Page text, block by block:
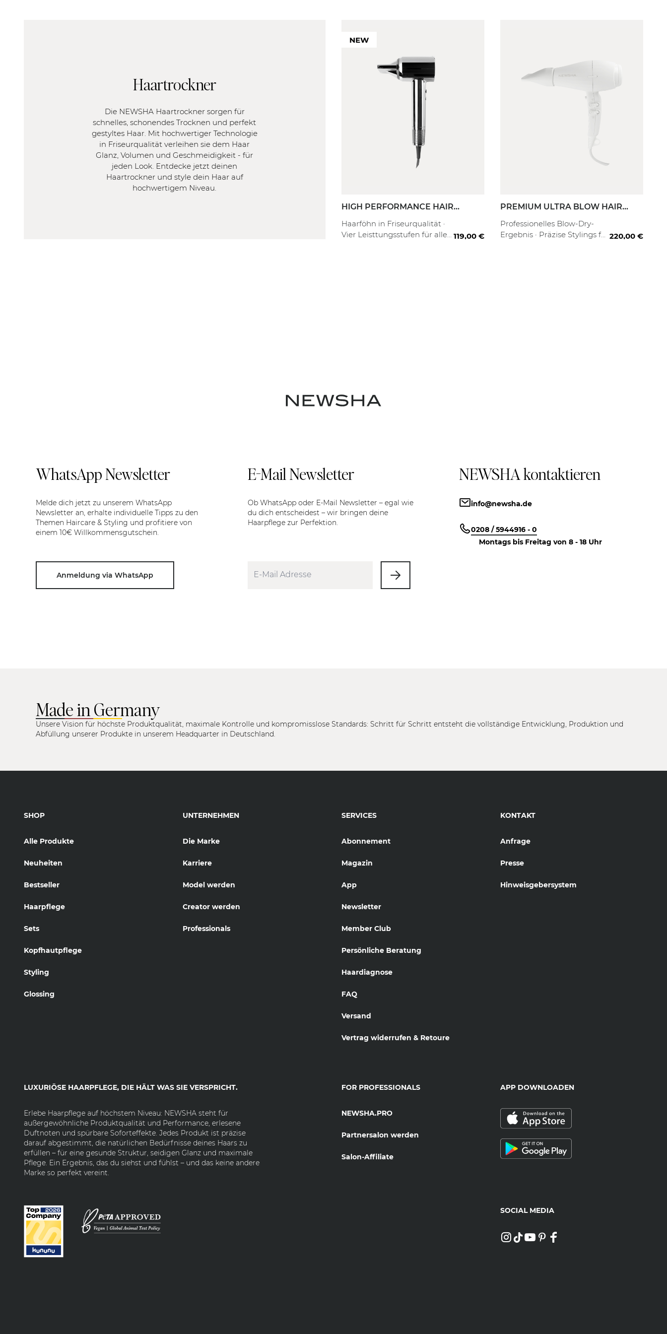
Haartrockner
Die NEWSHA Haartrockner sorgen für
schnelles, schonendes Trocknen und perfekt
gestyltes Haar. Mit hochwertiger Technologie
in Friseurqualität verleihen sie dem Haar
Glanz, Volumen und Geschmeidigkeit - für
jeden Look. Entdecke jetzt deinen
Haartrockner und style dein Haar auf
hochwertigem Niveau.
NEW
HIGH PERFORMANCE HAIR
Haarföhn in Friseurqualität ·
Vier Leisttungsstufen für alle
119,00 €
PREMIUM ULTRA BLOW HAIR
Professionelles Blow-Dry-
Ergebnis · Präzise Stylings für 220,00 €
WhatsApp Newsletter
Melde dich jetzt zu unserem WhatsApp
Newsletter an, erhalte individuelle Tipps zu den
Themen Haircare & Styling und profitiere von
einem 10€ Willkommensgutschein.
Anmeldung via WhatsApp
E-Mail Newsletter
Ob WhatsApp oder E-Mail Newsletter – egal wie
du dich entscheidest – wir bringen deine
Haarpflege zur Perfektion.
NEWSHA kontaktieren
info@newsha.de
0208 / 5944916 - 0
Montags bis Freitag von 8 - 18 Uhr
Made in Germany
Unsere Vision für höchste Produktqualität, maximale Kontrolle und kompromisslose Standards: Schritt für Schritt entsteht die vollständige Entwicklung, Produktion und
Abfüllung unserer Produkte in unserem Headquarter in Deutschland.
SHOP
Alle Produkte
Neuheiten
Bestseller
Haarpflege
Sets
Kopfhautpflege
Styling
Glossing
UNTERNEHMEN
Die Marke
Karriere
Model werden
Creator werden
Professionals
SERVICES
Abonnement
Magazin
App
Newsletter
Member Club
Persönliche Beratung
Haardiagnose
FAQ
Versand
Vertrag widerrufen & Retoure
KONTAKT
Anfrage
Presse
Hinweisgebersystem
LUXURIÖSE HAARPFLEGE, DIE HÄLT WAS SIE VERSPRICHT.
Erlebe Haarpflege auf höchstem Niveau: NEWSHA steht für
außergewöhnliche Produktqualität und Performance, erlesene
Duftnoten und spürbare Soforteffekte. Jedes Produkt ist präzise
darauf abgestimmt, die natürlichen Bedürfnisse deines Haars zu
erfüllen – für eine gesunde Struktur, seidigen Glanz und maximale
Pflege. Ein Ergebnis, das du siehst und fühlst – und das keine andere
Marke so perfekt vereint.
FOR PROFESSIONALS
NEWSHA.PRO
Partnersalon werden
Salon-Affiliate
APP DOWNLOADEN
SOCIAL MEDIA